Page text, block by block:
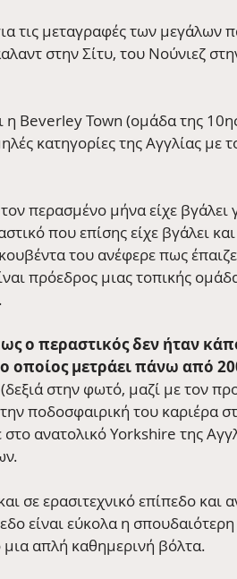
τις μεταγραφές των μεγάλων
στην Σίτυ, του Νούνιεζ
η Beverley Town (ομάδα της
κατηγορίες της Αγγλίας με
περασμένο μήνα είχε βγάλει
που επίσης είχε βγάλει
του ανέφερε πως
πρόεδρος μιας τοπικής
ο περαστικός δεν ήταν
οποίος μετράει πάνω από
στην φωτό, μαζί με τον
ποδοσφαιρική του καριέρα
στο ανατολικό Yorkshire της
σε ερασιτεχνικό επίπεδο και
είναι εύκολα η
μια απλή καθημερινή βόλτα.